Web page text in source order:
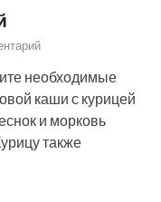
необходимые
каши с курицей
и морковь
также